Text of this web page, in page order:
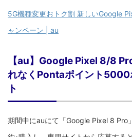
5G機種変更おトク割 新しいGoogle
ャンペーン | au
【au】Google Pixel 8/8
れなくPontaポイント5000
ト
期間中にauにて「Google Pixel 8 Pro